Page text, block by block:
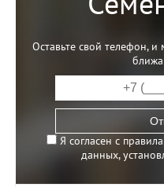
Оставьте свой телефон,
Я согласен с
данных,